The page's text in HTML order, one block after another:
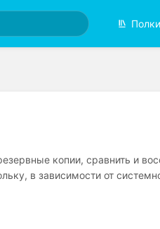
Полки
копии, сравнить и
в зависимости от